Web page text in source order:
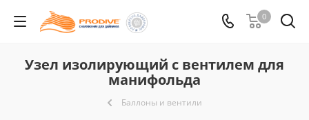
0
Узел изолирующий с вентилем для
манифольда
Баллоны и вентили